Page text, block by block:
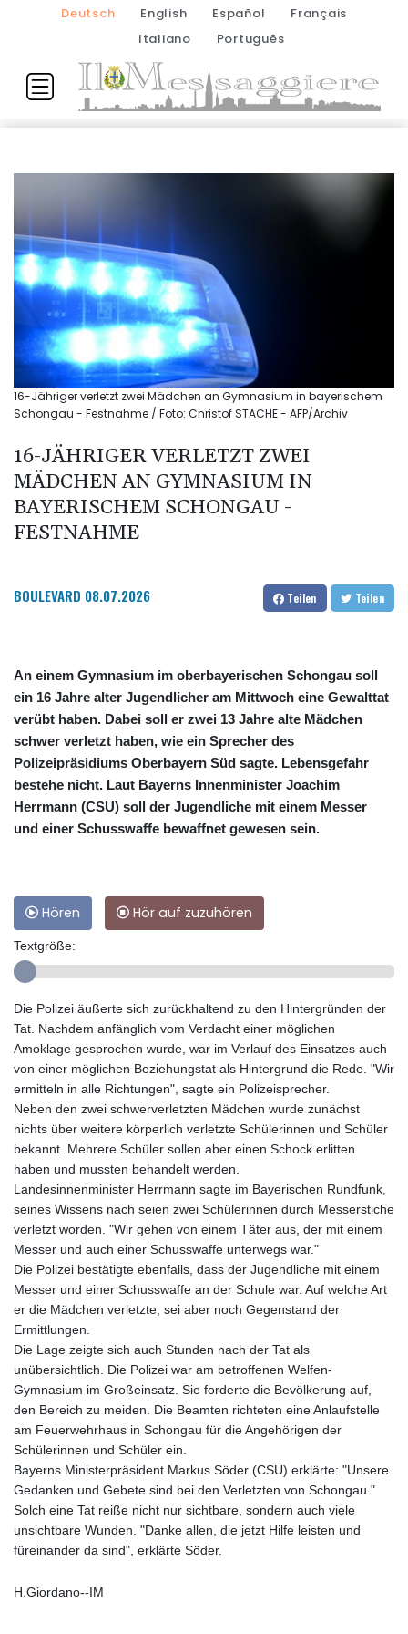
Deutsch English Español
Français
Italiano
Português
16-Jähriger verletzt zwei Mädchen an Gymnasium in bayerischem
Schongau - Festnahme / Foto: Christof STACHE - AFP/Archiv
16-JÄHRIGER VERLETZT ZWEI
MÄDCHEN AN GYMNASIUM IN
BAYERISCHEM SCHONGAU -
FESTNAHME
BOULEVARD 08.07.2026 Teilen Teilen
An einem Gymnasium im oberbayerischen Schongau soll
ein 16 Jahre alter Jugendlicher am Mittwoch eine Gewalttat
verübt haben. Dabei soll er zwei 13 Jahre alte Mädchen
schwer verletzt haben, wie ein Sprecher des
Polizeipräsidiums Oberbayern Süd sagte. Lebensgefahr
bestehe nicht. Laut Bayerns Innenminister Joachim
Herrmann (CSU) soll der Jugendliche mit einem Messer
und einer Schusswaffe bewaffnet gewesen sein.
Hören Hör auf zuzuhören
Textgröße:
Die Polizei äußerte sich zurückhaltend zu den Hintergründen der
Tat. Nachdem anfänglich vom Verdacht einer möglichen
Amoklage gesprochen wurde, war im Verlauf des Einsatzes auch
von einer möglichen Beziehungstat als Hintergrund die Rede. "Wir
ermitteln in alle Richtungen", sagte ein Polizeisprecher.
Neben den zwei schwerverletzten Mädchen wurde zunächst
nichts über weitere körperlich verletzte Schülerinnen und Schüler
bekannt. Mehrere Schüler sollen aber einen Schock erlitten
haben und mussten behandelt werden.
Landesinnenminister Herrmann sagte im Bayerischen Rundfunk,
seines Wissens nach seien zwei Schülerinnen durch Messerstiche
verletzt worden. "Wir gehen von einem Täter aus, der mit einem
Messer und auch einer Schusswaffe unterwegs war."
Die Polizei bestätigte ebenfalls, dass der Jugendliche mit einem
Messer und einer Schusswaffe an der Schule war. Auf welche Art
er die Mädchen verletzte, sei aber noch Gegenstand der
Ermittlungen.
Die Lage zeigte sich auch Stunden nach der Tat als
unübersichtlich. Die Polizei war am betroffenen Welfen-
Gymnasium im Großeinsatz. Sie forderte die Bevölkerung auf,
den Bereich zu meiden. Die Beamten richteten eine Anlaufstelle
am Feuerwehrhaus in Schongau für die Angehörigen der
Schülerinnen und Schüler ein.
Bayerns Ministerpräsident Markus Söder (CSU) erklärte: "Unsere
Gedanken und Gebete sind bei den Verletzten von Schongau."
Solch eine Tat reiße nicht nur sichtbare, sondern auch viele
unsichtbare Wunden. "Danke allen, die jetzt Hilfe leisten und
füreinander da sind", erklärte Söder.
H.Giordano--IM